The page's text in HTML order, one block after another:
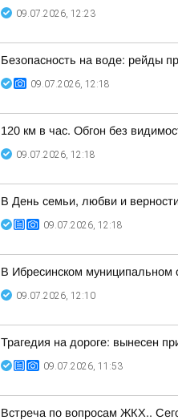
09.07.2026, 12:23
Безопасность на воде: рейды
09.07.2026, 12:18
120 км в час. Обгон без
09.07.2026, 12:18
В День семьи, любви и
09.07.2026, 12:18
В Ибресинском муниципальном
09.07.2026, 12:10
Трагедия на дороге: вынесен
09.07.2026, 11:53
Встреча по вопросам ЖКХ..